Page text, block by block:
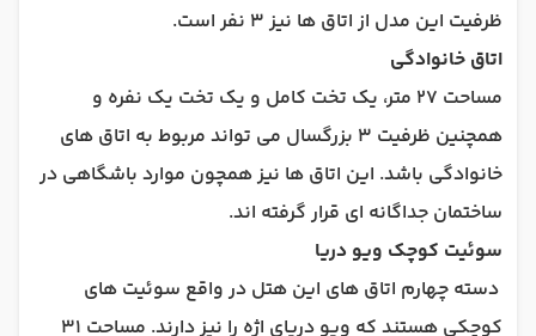
ظرفیت این مدل از اتاق ها نیز 3 نفر است.
اتاق خانوادگی
مساحت 27 متر، یک تخت کامل و یک تخت یک نفره و
همچنین ظرفیت 3 بزرگسال می تواند مربوط به اتاق های
خانوادگی باشد. این اتاق ها نیز همچون موارد باشگاهی در
ساختمان جداگانه ای قرار گرفته اند.
سوئیت کوچک ویو دریا
دسته چهارم اتاق های این هتل در واقع سوئیت های
کوچکی هستند که ویو دریای اژه را نیز دارند. مساحت 31